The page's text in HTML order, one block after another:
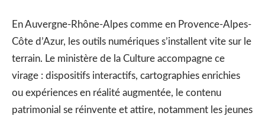
En Auvergne-Rhône-Alpes comme en Provence-Alpes-
Côte d’Azur, les outils numériques s’installent vite sur le
terrain. Le ministère de la Culture accompagne ce
virage : dispositifs interactifs, cartographies enrichies
ou expériences en réalité augmentée, le contenu
patrimonial se réinvente et attire, notamment les jeunes